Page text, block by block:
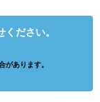
ださい。
があります。